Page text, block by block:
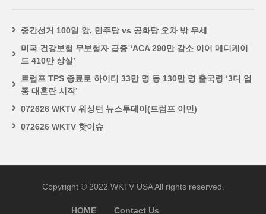
중간선거 100일 앞, 민주당 vs 공화당 오차 밖 우세
미국 건강보험 무보험자 급증 ‘ACA 290만 감소 이어 메디케이
드 410만 상실’
트럼프 TPS 종료로 하이티 33만 명 등 130만 명 출국령 ‘3디 업
종 대혼란 시작’
072626 WKTV 워싱턴 뉴스투데이(트럼프 이민)
072626 WKTV 핫이슈
Copyright © 2022 WKTV USA All rights reserved.
HOME Contact Us